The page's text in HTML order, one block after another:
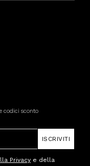
codici sconto
ISCRIVITI
Privacy e della